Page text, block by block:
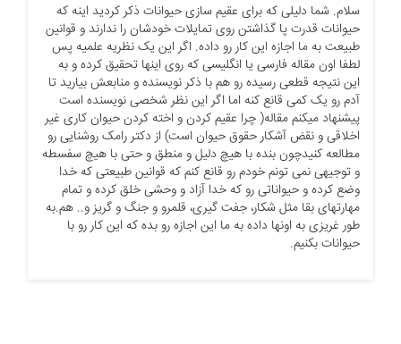
سلام. شما دلیلی که برای عقیم سازی حیوانات ذکر کردید اینه که
حیوانات قدرت پا گذاشتن روی تمایلات خودشان را ندارند و قوانین
طبیعت به ما اجازه این کار رو داده. اگر این یک نظریه علمیه پس
لطفا اون مقاله فارسی یا انگلیسی که روی اینها تحقیق کرده و به
این نتیجه قطعی رسیده رو هم با ذکر نویسنده و منابعش بیارید تا
آدم رو یک کمی قانع کنه اما اگر این نظر شخصی نویسنده است
پیشنهاد میکنم مقاله( چرا عقیم کردن و اخته کردن حیوان کاری غیر
اخلاقی و نقض آشکار حقوق حیوان است) از دکتر رامک روشنایی رو
مطالعه کنیدچون بنده با هیچ دلیل و منطق و حتی با هیچ سفسطه
و توجیهی نمی تونم خودم رو قانع کنم که قوانین طبیعتی که خدا
وضع کرده و حیواناتی رو که خدا آزاد و وحشی خلق کرده و تمام
مهارتهای بقا مثل شکار، جفت گیری، قلمرو و جنگ و گریز و.. هم.به
طور غریزی به اونها داده به ما این اجازه رو بده که این کار رو با
حیوانات بکنیم.